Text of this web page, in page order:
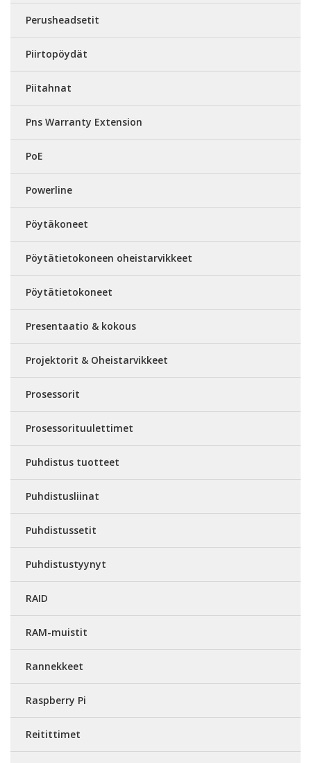
Perusheadsetit
Piirtopöydät
Piitahnat
Pns Warranty Extension
PoE
Powerline
Pöytäkoneet
Pöytätietokoneen oheistarvikkeet
Pöytätietokoneet
Presentaatio & kokous
Projektorit & Oheistarvikkeet
Prosessorit
Prosessorituulettimet
Puhdistus tuotteet
Puhdistusliinat
Puhdistussetit
Puhdistustyynyt
RAID
RAM-muistit
Rannekkeet
Raspberry Pi
Reitittimet